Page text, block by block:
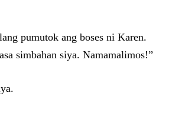
pumutok ang boses ni Karen.
simbahan siya. Namamalimos!”